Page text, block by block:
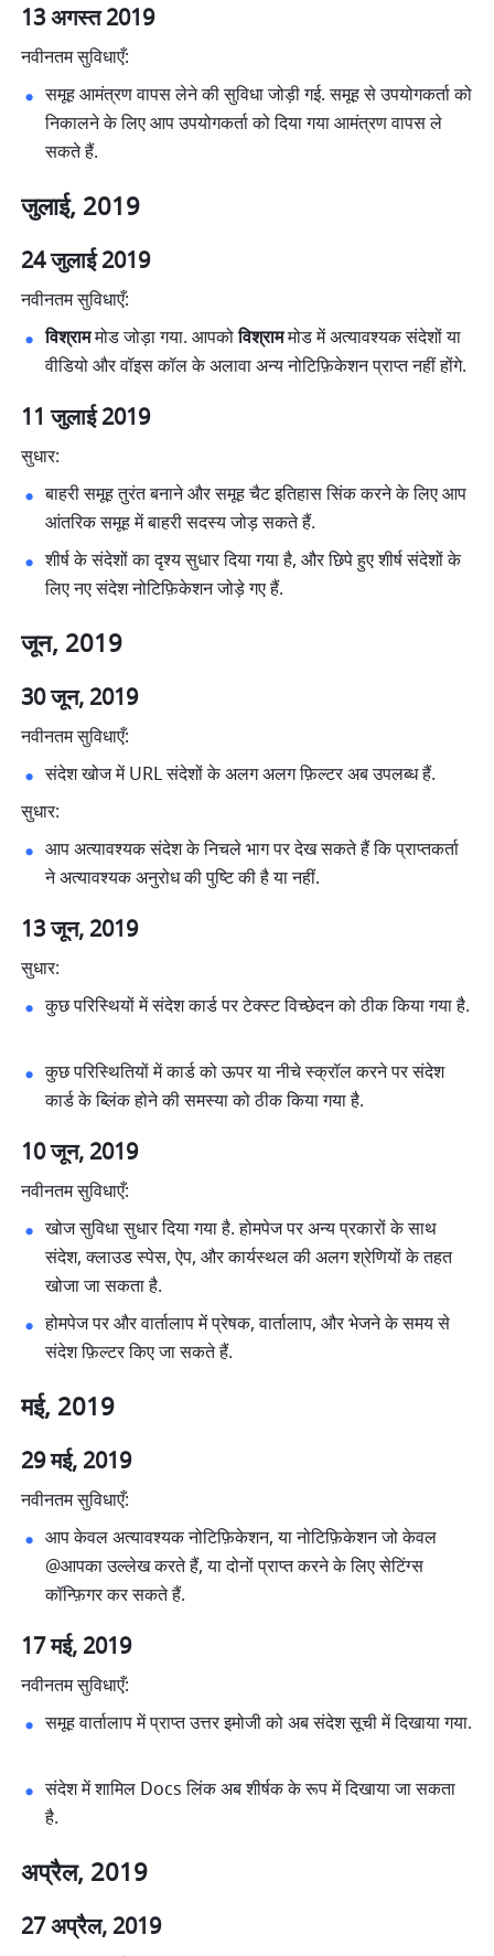
13 अगस्त 2019
नवीनतम सुविधाएँ:
समूह आमंत्रण वापस लेने की सुविधा जोड़ी गई. समूह से उपयोगकर्ता को
निकालने के लिए आप उपयोगकर्ता को दिया गया आमंत्रण वापस ले
सकते हैं.
जुलाई, 2019
24 जुलाई 2019
नवीनतम सुविधाएँ:
विश्राम मोड जोड़ा गया. आपको विश्राम मोड में अत्यावश्यक संदेशों या
वीडियो और वॉइस कॉल के अलावा अन्य नोटिफ़िकेशन प्राप्त नहीं होंगे.
11 जुलाई 2019
सुधार:
बाहरी समूह तुरंत बनाने और समूह चैट इतिहास सिंक करने के लिए आप
आंतरिक समूह में बाहरी सदस्य जोड़ सकते हैं.
शीर्ष के संदेशों का दृश्य सुधार दिया गया है, और छिपे हुए शीर्ष संदेशों के
लिए नए संदेश नोटिफ़िकेशन जोड़े गए हैं.
जून, 2019
30 जून, 2019
नवीनतम सुविधाएँ:
संदेश खोज में URL संदेशों के अलग अलग फ़िल्टर अब उपलब्ध हैं.
सुधार:
आप अत्यावश्यक संदेश के निचले भाग पर देख सकते हैं कि प्राप्तकर्ता
ने अत्यावश्यक अनुरोध की पुष्टि की है या नहीं.
13 जून, 2019
सुधार:
कुछ परिस्थितियों में कार्ड को ऊपर या नीचे स्क्रॉल करने पर संदेश
कार्ड के ब्लिंक होने की समस्या को ठीक किया गया है.
10 जून, 2019
नवीनतम सुविधाएँ:
खोज सुविधा सुधार दिया गया है. होमपेज पर अन्य प्रकारों के साथ
संदेश, क्लाउड स्पेस, ऐप, और कार्यस्थल की अलग श्रेणियों के तहत
खोजा जा सकता है.
होमपेज पर और वार्तालाप में प्रेषक, वार्तालाप, और भेजने के समय से
संदेश फ़िल्टर किए जा सकते हैं.
मई, 2019
29 मई, 2019
नवीनतम सुविधाएँ:
आप केवल अत्यावश्यक नोटिफ़िकेशन, या नोटिफ़िकेशन जो केवल
@आपका उल्लेख करते हैं, या दोनों प्राप्त करने के लिए सेटिंग्स
कॉन्फ़िगर कर सकते हैं.
17 मई, 2019
नवीनतम सुविधाएँ:
संदेश में शामिल Docs लिंक अब शीर्षक के रूप में दिखाया जा सकता
है.
अप्रैल, 2019
27 अप्रैल, 2019